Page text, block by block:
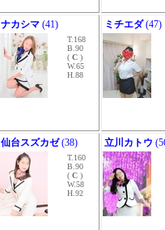
ナカシマ (41)
T.168
B.90
( C )
W.65
H.88
ミチエダ(47)
仙台スズカゼ(38)
T.160
B.90
( C )
W.58
H.92
立川カトウ